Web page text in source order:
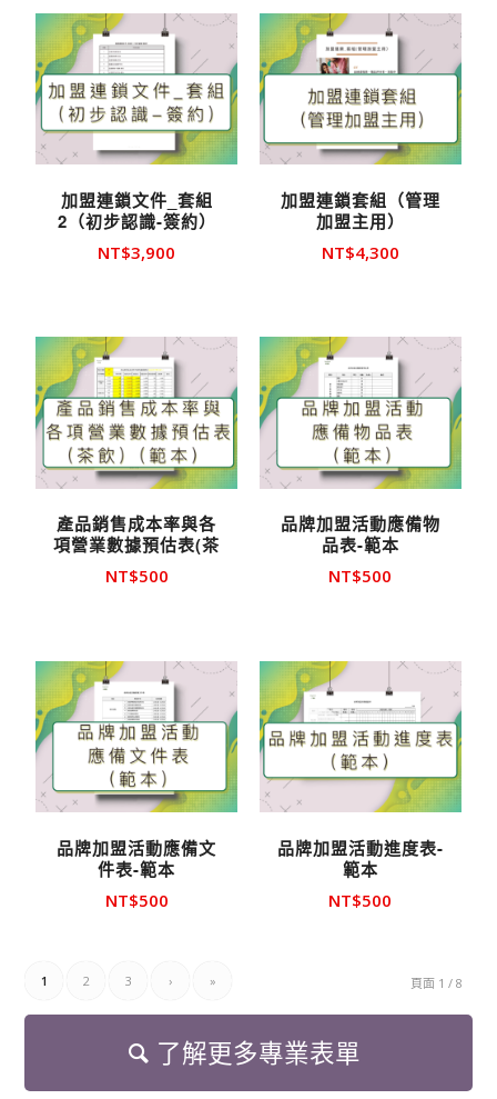
格：
NT$84,000
加盟連鎖文件_套組
2（初步認識-簽約）
NT$3,900
加盟連鎖套組（管理
加盟主用）
NT$4,300
產品銷售成本率與各
項營業數據預估表(茶
飲)-範本
NT$500
品牌加盟活動應備物
品表-範本
NT$500
品牌加盟活動應備文
件表-範本
NT$500
品牌加盟活動進度表-
範本
NT$500
頁面 1 / 8
1 2 3 › »
了解更多專業表單